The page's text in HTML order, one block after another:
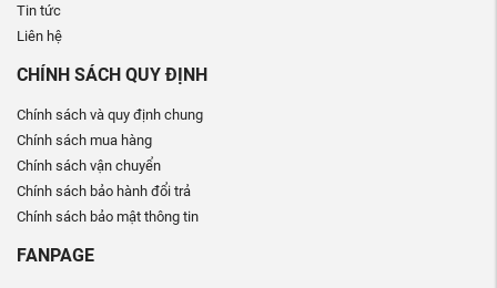
Tin tức
Liên hệ
CHÍNH SÁCH QUY ĐỊNH
Chính sách và quy định chung
Chính sách mua hàng
Chính sách vận chuyển
Chính sách bảo hành đổi trả
Chính sách bảo mật thông tin
FANPAGE